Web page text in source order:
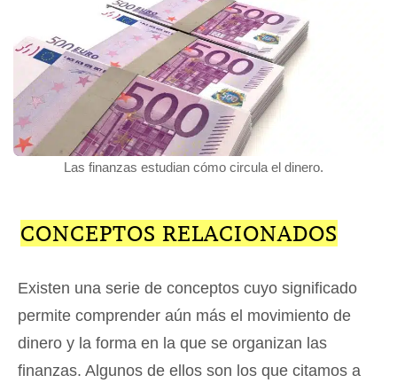
Las finanzas estudian cómo circula el dinero.
CONCEPTOS RELACIONADOS
Existen una serie de conceptos cuyo significado
permite comprender aún más el movimiento de
dinero y la forma en la que se organizan las
finanzas. Algunos de ellos son los que citamos a